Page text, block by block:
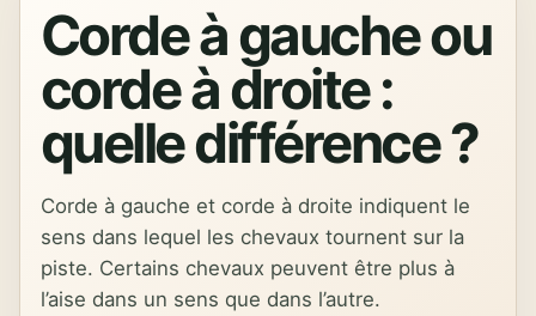
Corde à gauche ou
corde à droite :
quelle différence ?
Corde à gauche et corde à droite indiquent le
sens dans lequel les chevaux tournent sur la
piste. Certains chevaux peuvent être plus à
l’aise dans un sens que dans l’autre.